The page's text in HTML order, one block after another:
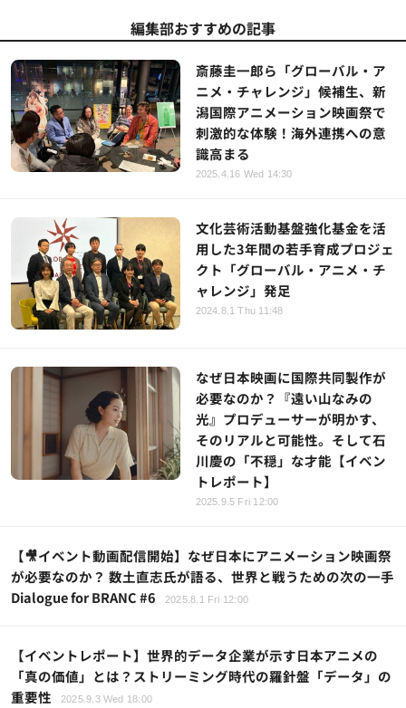
編集部おすすめの記事
斎藤圭一郎ら「グローバル・ア
ニメ・チャレンジ」候補生、新
潟国際アニメーション映画祭で
刺激的な体験！海外連携への意
識高まる
2025.4.16 Wed 14:30
文化芸術活動基盤強化基金を活
用した3年間の若手育成プロジェ
クト「グローバル・アニメ・チ
ャレンジ」発足
2024.8.1 Thu 11:48
なぜ日本映画に国際共同製作が
必要なのか？『遠い山なみの
光』プロデューサーが明かす、
そのリアルと可能性。そして石
川慶の「不穏」な才能【イベン
トレポート】
2025.9.5 Fri 12:00
【🎥イベント動画配信開始】なぜ日本にアニメーション映画祭
が必要なのか？ 数土直志氏が語る、世界と戦うための次の一手
Dialogue for BRANC #6
2025.8.1 Fri 12:00
【イベントレポート】世界的データ企業が示す日本アニメの
「真の価値」とは？ストリーミング時代の羅針盤「データ」の
重要性
2025.9.3 Wed 18:00